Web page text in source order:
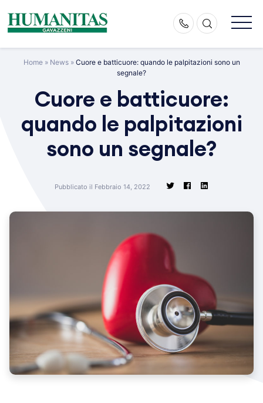
content
Home» News» Cuore e batticuore: quando le palpitazioni sono un
segnale?
Cuore e batticuore:
quando le palpitazioni
sono un segnale?
Pubblicato il Febbraio 14, 2022